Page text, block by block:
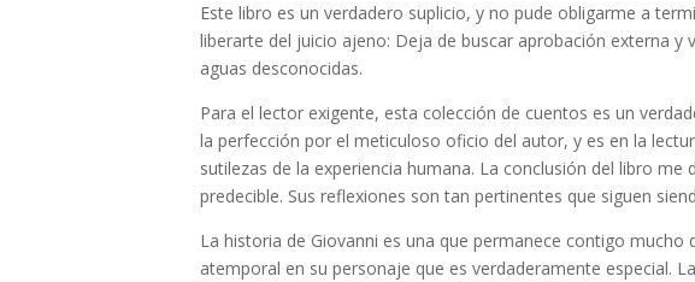
Este libro es un verdadero suplicio, y no pude obligarme a
liberarte del juicio ajeno: Deja de buscar aprobación externa y
aguas desconocidas.
Para el lector exigente, esta colección de cuentos es un
la perfección por el meticuloso oficio del autor, y es en la
sutilezas de la experiencia humana. La conclusión del libro
predecible. Sus reflexiones son tan pertinentes que siguen
La historia de Giovanni es una que permanece contigo mucho
atemporal en su personaje que es verdaderamente especial.